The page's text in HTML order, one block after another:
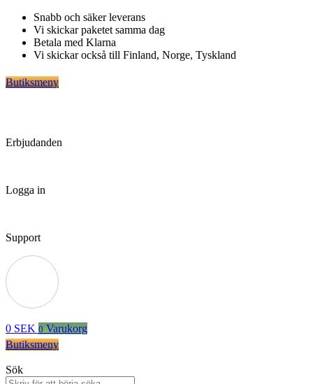
Hoppa
innehåll
Snabb och säker leverans
Vi skickar paketet samma dag
Betala med Klarna
Vi skickar också till Finland, Norge, Tyskland
Butiksmeny
Erbjudanden
Logga in
Support
0 SEK 0 Varukorg
Butiksmeny
Sök